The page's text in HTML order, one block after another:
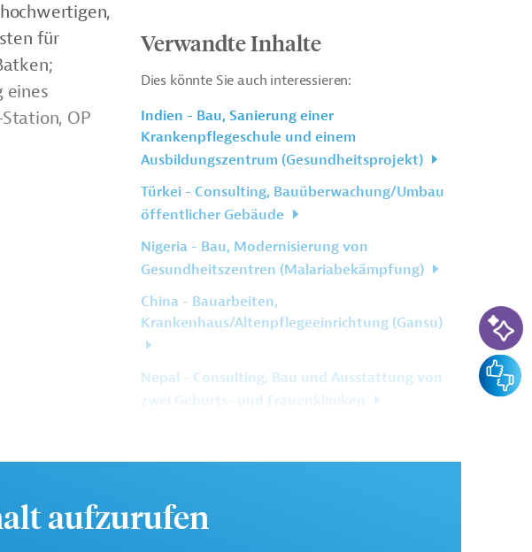
für
eines
OP
Verwandte Inhalte
Dies könnte Sie auch interessieren:
Indien - Bau, Sanierung einer
Krankenpflegeschule und einem
Ausbildungszentrum (Gesundheitsprojekt)
Türkei - Consulting, Bauüberwachung/Umbau
öffentlicher Gebäude
Nigeria - Bau, Modernisierung von
Gesundheitszentren (Malariabekämpfung)
China - Bauarbeiten,
Krankenhaus/Altenpflegeeinrichtung (Gansu)
Nepal - Consulting, Bau und Ausstattung von
zwei Geburts- und Frauenkliniken
aufzurufen
KI-